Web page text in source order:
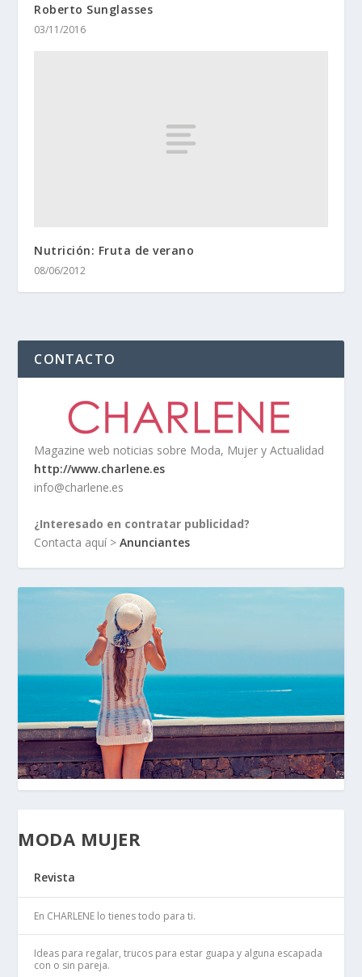
Roberto Sunglasses
03/11/2016
Nutrición: Fruta de verano
08/06/2012
CONTACTO
Magazine web noticias sobre Moda, Mujer y Actualidad
http://www.charlene.es
info@charlene.es
¿Interesado en contratar publicidad?
Contacta aquí >Anunciantes
MODA MUJER
Revista
En CHARLENE lo tienes todo para ti.
Ideas para regalar, trucos para estar guapa y alguna escapada
con o sin pareja.